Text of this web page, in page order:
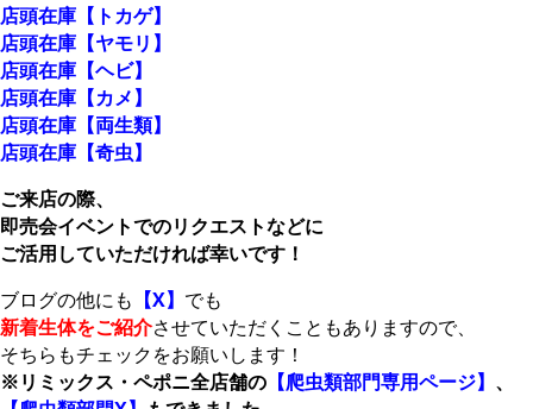
店頭在庫【トカゲ】
店頭在庫【ヤモリ】
店頭在庫【ヘビ】
店頭在庫【カメ】
店頭在庫【両生類】
店頭在庫【奇虫】
ご来店の際、
即売会イベントでのリクエストなどに
ご活用していただければ幸いです！
ブログの他にも 【X】 でも
新着生体をご紹介させていただくこともありますので、
そちらもチェックをお願いします！
※リミックス・ペポニ全店舗の 【爬虫類部門専用ページ】 、